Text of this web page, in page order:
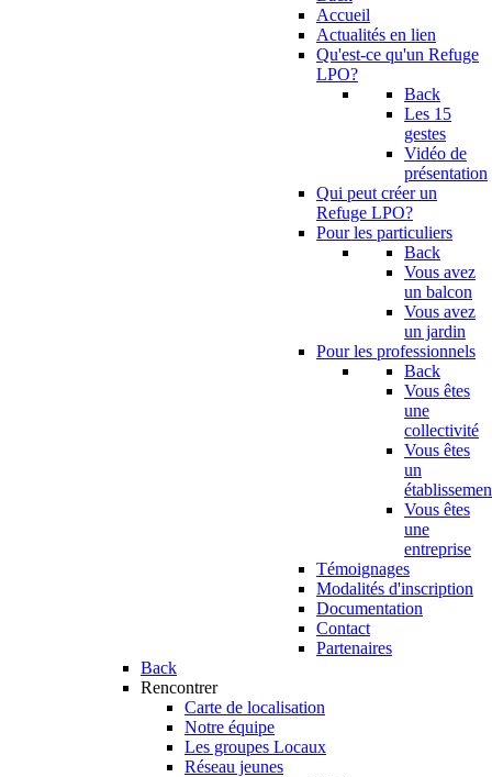
Accueil
Actualités en lien
Qu'est-ce qu'un Refuge
LPO?
Back
Les 15
gestes
Vidéo de
présentation
Qui peut créer un
Refuge LPO?
Pour les particuliers
Back
Vous avez
un balcon
Vous avez
un jardin
Pour les professionnels
Back
Vous êtes
une
collectivité
Vous êtes
un
Vous êtes
une
entreprise
Témoignages
Modalités d'inscription
Documentation
Contact
Partenaires
Back
Rencontrer
Carte de localisation
Notre équipe
Les groupes Locaux
Réseau jeunes